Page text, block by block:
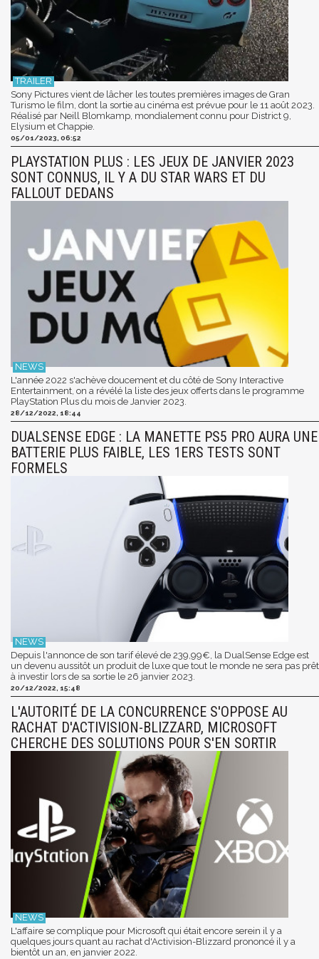
Sony Pictures vient de lâcher les toutes premières images de Gran
Turismo le film, dont la sortie au cinéma est prévue pour le 11 août 2023.
Réalisé par Neill Blomkamp, mondialement connu pour District 9,
Elysium et Chappie.
05/01/2023, 06:52
PLAYSTATION PLUS : LES JEUX DE JANVIER 2023
SONT CONNUS, IL Y A DU STAR WARS ET DU
FALLOUT DEDANS
L'année 2022 s'achève doucement et du côté de Sony Interactive
Entertainment, on a révélé la liste des jeux offerts dans le programme
PlayStation Plus du mois de Janvier 2023.
28/12/2022, 18:44
DUALSENSE EDGE : LA MANETTE PS5 PRO AURA UNE
BATTERIE PLUS FAIBLE, LES 1ERS TESTS SONT
FORMELS
Depuis l'annonce de son tarif élevé de 239,99€, la DualSense Edge est
un devenu aussitôt un produit de luxe que tout le monde ne sera pas prêt
à investir lors de sa sortie le 26 janvier 2023.
20/12/2022, 15:48
L'AUTORITÉ DE LA CONCURRENCE S'OPPOSE AU
RACHAT D'ACTIVISION-BLIZZARD, MICROSOFT
CHERCHE DES SOLUTIONS POUR S'EN SORTIR
L'affaire se complique pour Microsoft qui était encore serein il y a
quelques jours quant au rachat d'Activision-Blizzard prononcé il y a
bientôt un an, en janvier 2022.